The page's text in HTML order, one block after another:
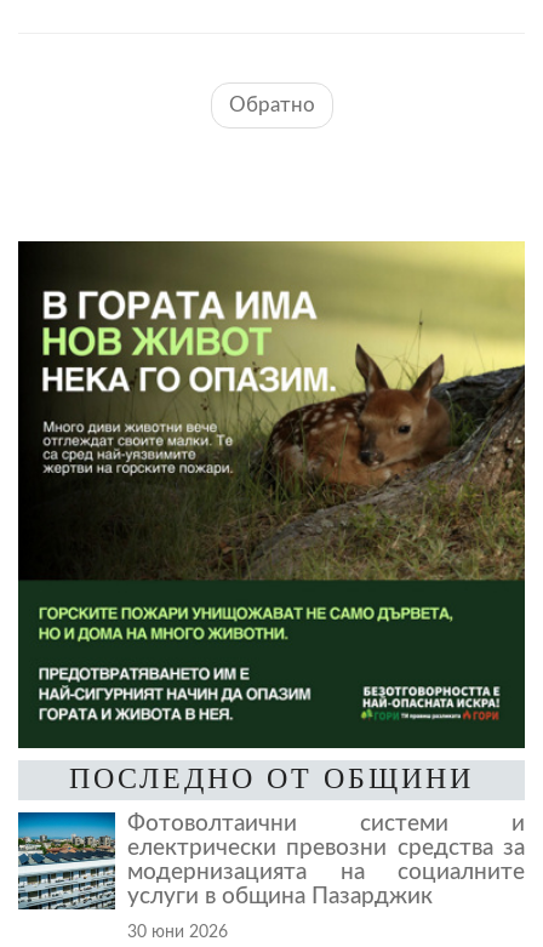
Обратно
ПОСЛЕДНО ОТ ОБЩИНИ
Фотоволтаични системи и
електрически превозни средства за
модернизацията на социалните
услуги в община Пазарджик
30 юни 2026